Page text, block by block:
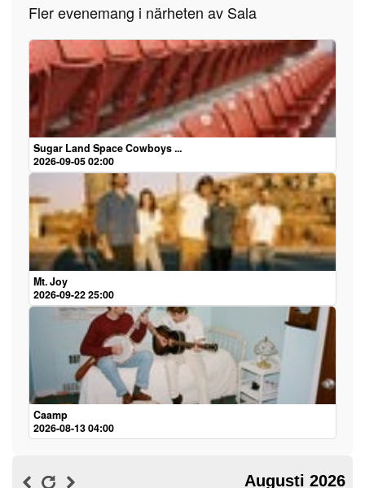
Fler evenemang i närheten av Sala
Sugar Land Space Cowboys ...
2026-09-05 02:00
Mt. Joy
2026-09-22 25:00
Caamp
2026-08-13 04:00
Augusti 2026